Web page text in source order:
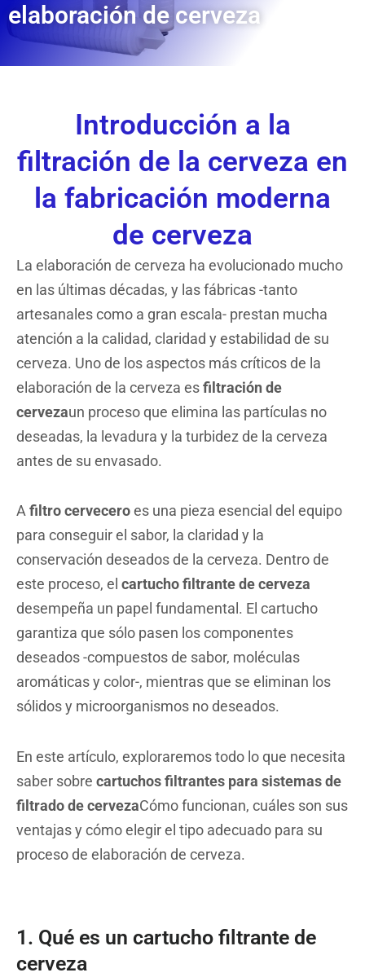
elaboración de cerveza
Introducción a la
filtración de la cerveza en
la fabricación moderna
de cerveza
La elaboración de cerveza ha evolucionado mucho
en las últimas décadas, y las fábricas -tanto
artesanales como a gran escala- prestan mucha
atención a la calidad, claridad y estabilidad de su
cerveza. Uno de los aspectos más críticos de la
elaboración de la cerveza esfiltración de
cervezaun proceso que elimina las partículas no
deseadas, la levadura y la turbidez de la cerveza
antes de su envasado.
Afiltro cerveceroes una pieza esencial del equipo
para conseguir el sabor, la claridad y la
conservación deseados de la cerveza. Dentro de
este proceso, el cartucho filtrante de cerveza
desempeña un papel fundamental. El cartucho
garantiza que sólo pasen los componentes
deseados -compuestos de sabor, moléculas
aromáticas y color-, mientras que se eliminan los
sólidos y microorganismos no deseados.
En este artículo, exploraremos todo lo que necesita
saber sobre cartuchos filtrantes para sistemas de
filtrado de cervezaCómo funcionan, cuáles son sus
ventajas y cómo elegir el tipo adecuado para su
proceso de elaboración de cerveza.
1. Qué es un cartucho filtrante de
cerveza